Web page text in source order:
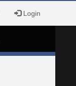
Login